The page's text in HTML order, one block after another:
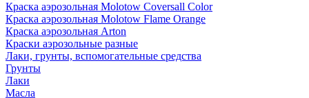
Краска аэрозольная Molotow Coversall Color
Краска аэрозольная Molotow Flame Orange
Краска аэрозольная Arton
Краски аэрозольные разные
Лаки, грунты, вспомогательные средства
Грунты
Лаки
Масла